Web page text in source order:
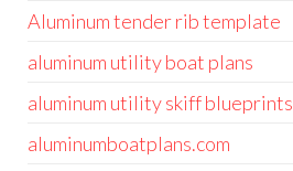
Aluminum tender rib template
aluminum utility boat plans
aluminum utility skiff blueprints
aluminumboatplans.com